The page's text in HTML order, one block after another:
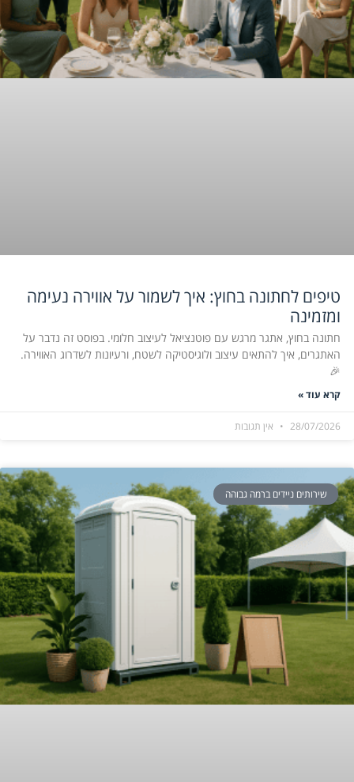
טיפים לחתונה בחוץ: איך לשמור על אווירה נעימה
ומזמינה
חתונה בחוץ, אתגר מרגש עם פוטנציאל לעיצוב חלומי. בפוסט זה נדבר על
האתגרים, איך להתאים עיצוב ולוגיסטיקה לשטח, ורעיונות לשדרוג האווירה.
🎉
קרא עוד »
28/07/2026 אין תגובות
שירותים ניידים ברמה גבוהה